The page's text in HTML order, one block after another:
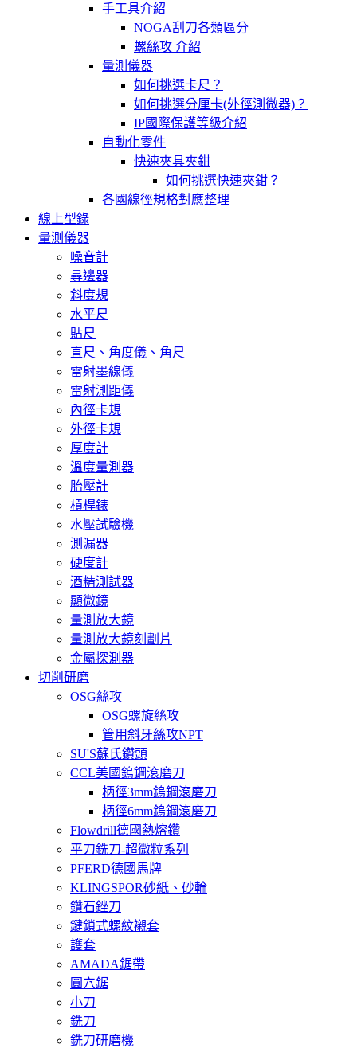
手工具介紹
NOGA刮刀各類區分
螺絲攻 介紹
量測儀器
如何挑選卡尺？
如何挑選分厘卡(外徑測微器)？
IP國際保護等級介紹
自動化零件
快速夾具夾鉗
如何挑選快速夾鉗？
各國線徑規格對應整理
線上型錄
量測儀器
噪音計
尋邊器
斜度規
水平尺
貼尺
直尺、角度儀、角尺
雷射墨線儀
雷射測距儀
內徑卡規
外徑卡規
厚度計
溫度量測器
胎壓計
槓桿錶
水壓試驗機
測漏器
硬度計
酒精測試器
顯微鏡
量測放大鏡
量測放大鏡刻劃片
金屬探測器
切削研磨
OSG絲攻
OSG螺旋絲攻
管用斜牙絲攻NPT
SU'S蘇氏鑽頭
CCL美國鎢鋼滾磨刀
柄徑3mm鎢鋼滾磨刀
柄徑6mm鎢鋼滾磨刀
Flowdrill德國熱熔鑽
平刀銑刀-超微粒系列
PFERD德國馬牌
KLINGSPOR砂紙、砂輪
鑽石銼刀
鍵鎖式螺紋襯套
護套
AMADA鋸帶
圓穴鋸
小刀
銑刀
銑刀研磨機